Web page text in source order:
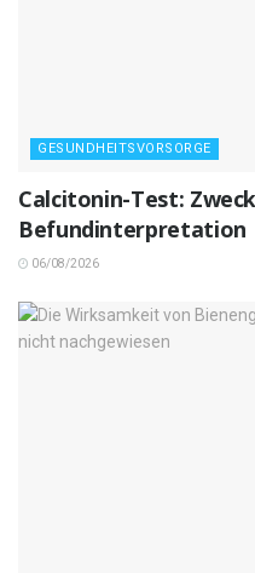
GESUNDHEITSVORSORGE
Calcitonin-Test:
Befundinterpretation
06/08/2026